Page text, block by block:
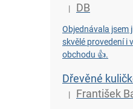
Hodnocení
| DB
Objednávala jsem
skvělé provedení i
obchodu 👍.
Hodnocení
| František